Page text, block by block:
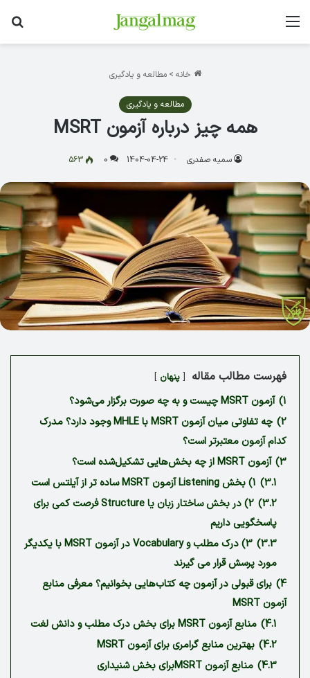
منو
خانه > مطالعه و یادگیری
مطالعه و یادگیری
همه چیز درباره آزمون MSRT
سمیه صفدری 1404-04-24
0
563
فهرست مطالب مقاله پنهان
1) آزمون MSRT چیست و به چه صورت برگزار می‌شود؟
2)
چه تفاوتی میان آزمون MSRT با MHLE وجود دارد؟ مدرک
کدام آزمون معتبرتر است؟
3) آزمون MSRT از چه بخش‌هایی تشکیل‌شده است؟
3.1)
1) بخش Listening آزمون MSRT ساده تر از آیلتس است
3.2)
2) در بخش ساختار زبان یا Structure فرصت کمی برای
پاسخگویی داریم
3.3)
3) درک مطلب و Vocabulary در آزمون MSRT با یکدیگر
مورد پرسش قرار می گیرند
4) برای قبولی در آزمون چه کتاب‌هایی بخوانیم؟ معرفی منابع
آزمون MSRT
4.1) منابع آزمون MSRT برای بخش درک مطلب و دانش لغت
4.2) بهترین منابع گرامری برای آزمون MSRT
4.3) منابع آزمون MSRTبرای بخش شنیداری